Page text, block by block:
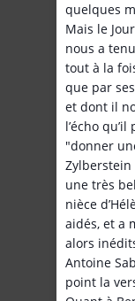
quelques
Mais le
nous a
tout à la
que par
et dont il
l’écho
"donner
une très
nièce
aidés, et a
alors
Antoine
point la